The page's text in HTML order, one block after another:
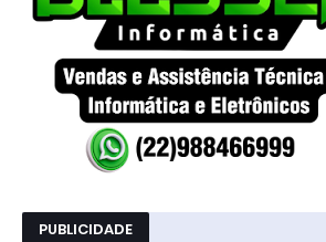
PUBLICIDADE